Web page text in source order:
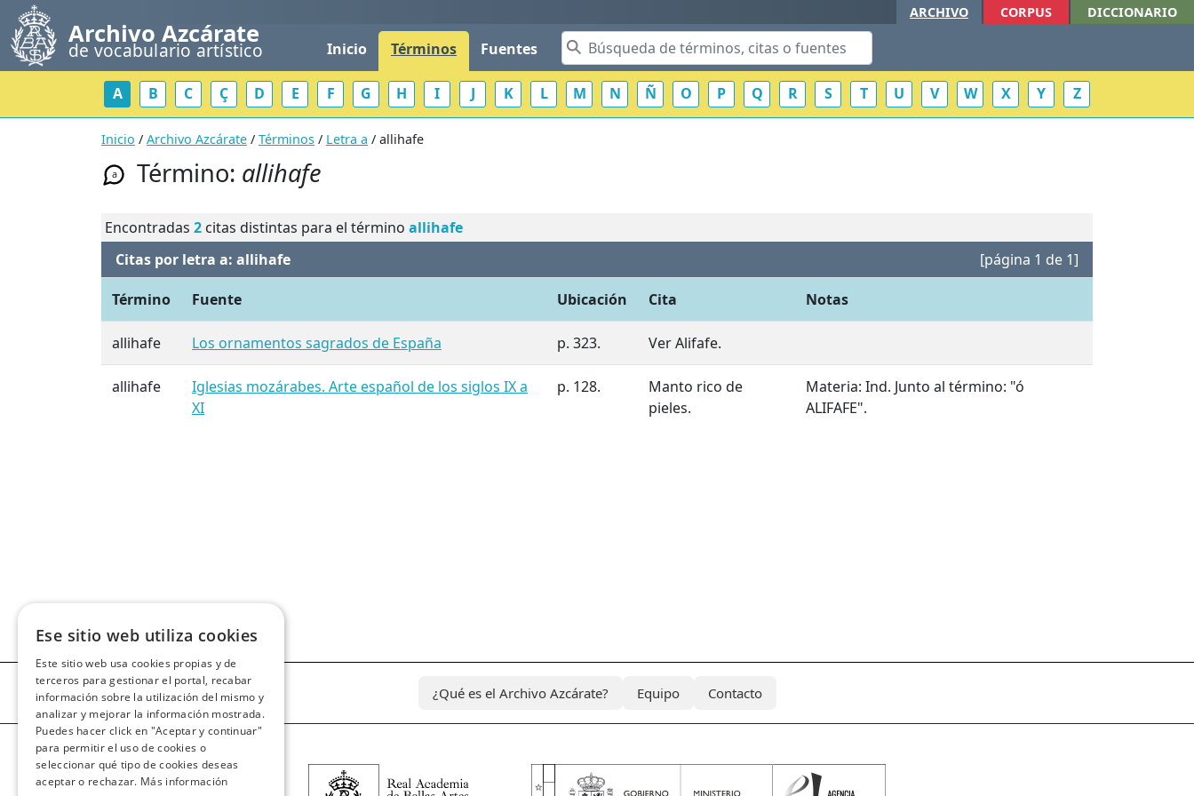
Archivo Azcárate
de vocabulario artístico Inicio Términos Fuentes
ARCHIVO CORPUS DICCIONARIO
A B C Ç D E F G H I J K L M N Ñ O P Q R S T U V W X Y Z
Inicio / Archivo Azcárate / Términos / Letra a / allihafe
a Término: allihafe
Encontradas 2 citas distintas para el término allihafe
Citas por letra a: allihafe
[página 1 de 1]
Término Fuente Ubicación Cita Notas
allihafe Los ornamentos sagrados de España p. 323. Ver Alifafe.
allihafe
Iglesias mozárabes. Arte español de los siglos IX a
XI
p. 128.
Manto rico de
pieles.
Materia: Ind. Junto al término: "ó
ALIFAFE".
¿Qué es el Archivo Azcárate? Equipo Contacto
Ese sitio web utiliza cookies
Este sitio web usa cookies propias y de
terceros para gestionar el portal, recabar
información sobre la utilización del mismo y
analizar y mejorar la información mostrada.
Puedes hacer click en "Aceptar y continuar"
para permitir el uso de cookies o
seleccionar qué tipo de cookies deseas
aceptar o rechazar. Más información